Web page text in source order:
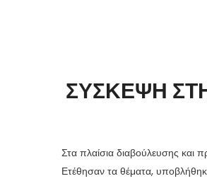
ΣΥΣΚΕΨΗ
Στα πλαίσια διαβούλευσης
Ετέθησαν τα θέματα,